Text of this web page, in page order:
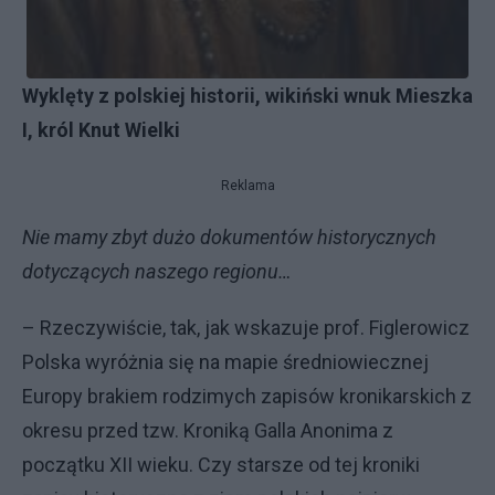
Wyklęty z polskiej historii, wikiński wnuk Mieszka
I, król Knut Wielki
Reklama
Nie mamy zbyt dużo dokumentów historycznych
dotyczących naszego regionu…
– Rzeczywiście, tak, jak wskazuje prof. Figlerowicz
Polska wyróżnia się na mapie średniowiecznej
Europy brakiem rodzimych zapisów kronikarskich z
okresu przed tzw. Kroniką Galla Anonima z
początku XII wieku. Czy starsze od tej kroniki